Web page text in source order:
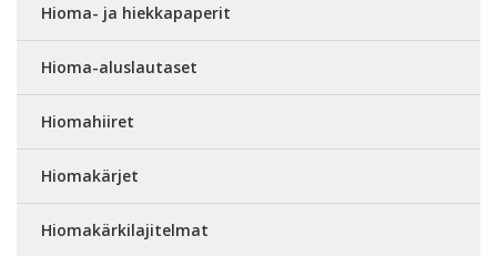
Hioma- ja hiekkapaperit
Hioma-aluslautaset
Hiomahiiret
Hiomakärjet
Hiomakärkilajitelmat